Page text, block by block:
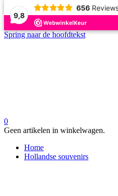
9,8
656
Spring naar de hoofdtekst
0
Geen artikelen in winkelwagen.
Home
Hollandse souvenirs